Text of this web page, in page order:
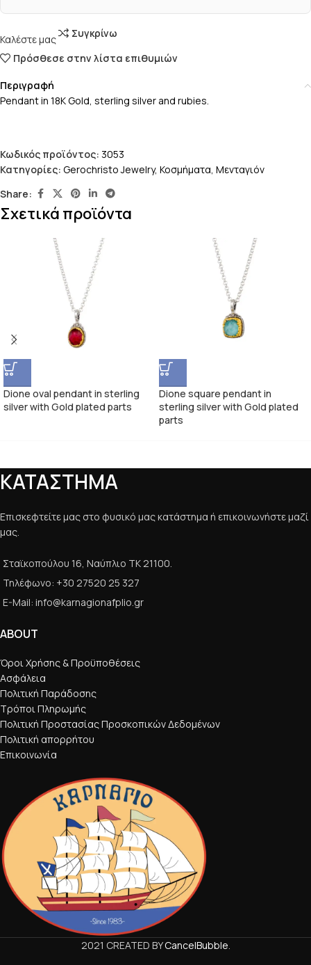
Καλέστε μας
Συγκρίνω
Πρόσθεσε στην λίστα επιθυμιών
Περιγραφή
Pendant in 18K Gold, sterling silver and rubies.
Κωδικός προϊόντος: 3053
Κατηγορίες: Gerochristo Jewelry, Κοσμήματα, Μενταγιόν
Share:
Σχετικά προϊόντα
Dione oval pendant in sterling
silver with Gold plated parts
Dione square pendant in
sterling silver with Gold plated
parts
ΚΑΤΑΣΤΗΜΑ
Επισκεφτείτε μας στο φυσικό μας κατάστημα ή επικοινωνήστε μαζί
μας.
Σταϊκοπούλου 16, Ναύπλιο ΤΚ 21100.
Τηλέφωνο: +30 27520 25 327
E-Mail: info@karnagionafplio.gr
ABOUT
Όροι Χρήσης & Προϋποθέσεις
Ασφάλεια
Πολιτική Παράδοσης
Τρόποι Πληρωμής
Πολιτική Προστασίας Προσκοπικών Δεδομένων
Πολιτική απορρήτου
Επικοινωνία
2021 CREATED BYCancelBubble.